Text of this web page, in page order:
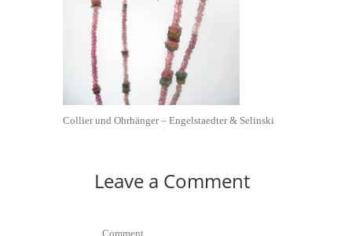
Collier und Ohrhänger – Engelstaedter & Selinski
Leave a Comment